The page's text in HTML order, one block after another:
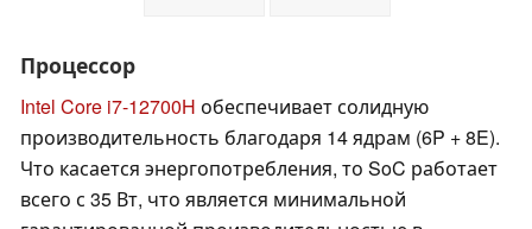
Процессор
Intel Core i7-12700H обеспечивает солидную
производительность благодаря 14 ядрам (6P + 8E).
Что касается энергопотребления, то SoC работает
всего с 35 Вт, что является минимальной